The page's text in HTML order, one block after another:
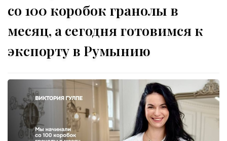
со 100 коробок гранолы в
месяц, а сегодня готовимся к
экспорту в Румынию